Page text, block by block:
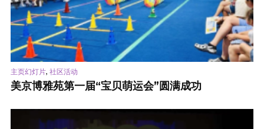
主页幻灯片, 社区活动
美京博雅苑第一届“宝贝萌运会”圆满成功